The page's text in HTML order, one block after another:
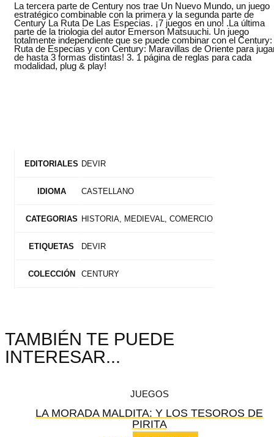
La tercera parte de Century nos trae Un Nuevo Mundo, un juego
estratégico combinable con la primera y la segunda parte de
Century La Ruta De Las Especias. ¡7 juegos en uno! .La última
parte de la triologia del autor Emerson Matsuuchi. Un juego
totalmente independiente que se puede combinar con el Century:
Ruta de Especias y con Century: Maravillas de Oriente para
de hasta 3 formas distintas! 3. 1 página de reglas para cada
modalidad, plug & play!
EDITORIALES DEVIR
IDIOMA CASTELLANO
CATEGORIAS HISTORIA, MEDIEVAL, COMERCIO
ETIQUETAS DEVIR
COLECCIÓN CENTURY
TAMBIÉN TE PUEDE
INTERESAR...
JUEGOS
LA MORADA MALDITA: Y LOS TESOROS DE
PIRITA